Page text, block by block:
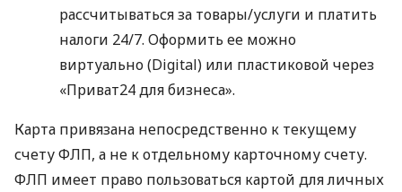
рассчитываться за товары/услуги и платить
налоги 24/7. Оформить ее можно
виртуально (Digital) или пластиковой через
«Приват24 для бизнеса».
Карта привязана непосредственно к текущему
счету ФЛП, а не к отдельному карточному счету.
ФЛП имеет право пользоваться картой для личных